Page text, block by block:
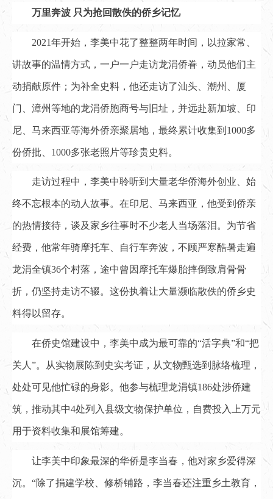
万里奔波 只为抢回散佚的侨乡记忆
2021年开始，李美中花了整整两年时间，以拉家常、
讲故事的温情方式，一户一户走访龙涓侨眷，动员他们主
动捐献原件；为补全史料，他还走访了汕头、潮州、厦
门、漳州等地的龙涓侨胞商号与旧址，并远赴新加坡、印
尼、马来西亚等海外侨亲聚居地，最终累计收集到1000多
份侨批、1000多张老照片等珍贵史料。
走访过程中，李美中聆听到大量老华侨海外创业、始
终不忘根本的动人故事。在印尼、马来西亚，他受到侨亲
的热情接待，谈及家乡往事时不少老人当场落泪。为节省
经费，他常年骑摩托车、自行车奔波，不顾严寒酷暑走遍
龙涓全镇36个村落，途中曾因摩托车爆胎摔倒致肩骨骨
折，仍坚持走访不辍。这份执着让大量濒临散佚的侨乡史
料得以留存。
在侨史馆建设中，李美中成为最可靠的“活字典”和“把
关人”。从实物展陈到史实考证，从文物甄选到脉络梳理，
处处可见他忙碌的身影。他参与梳理龙涓镇186处涉侨建
筑，推动其中4处列入县级文物保护单位，自费投入上万元
用于资料收集和展馆筹建。
让李美中印象最深的华侨是李当春，他对家乡爱得深
沉。“除了捐建学校、修桥铺路，李当春还注重乡土教育，